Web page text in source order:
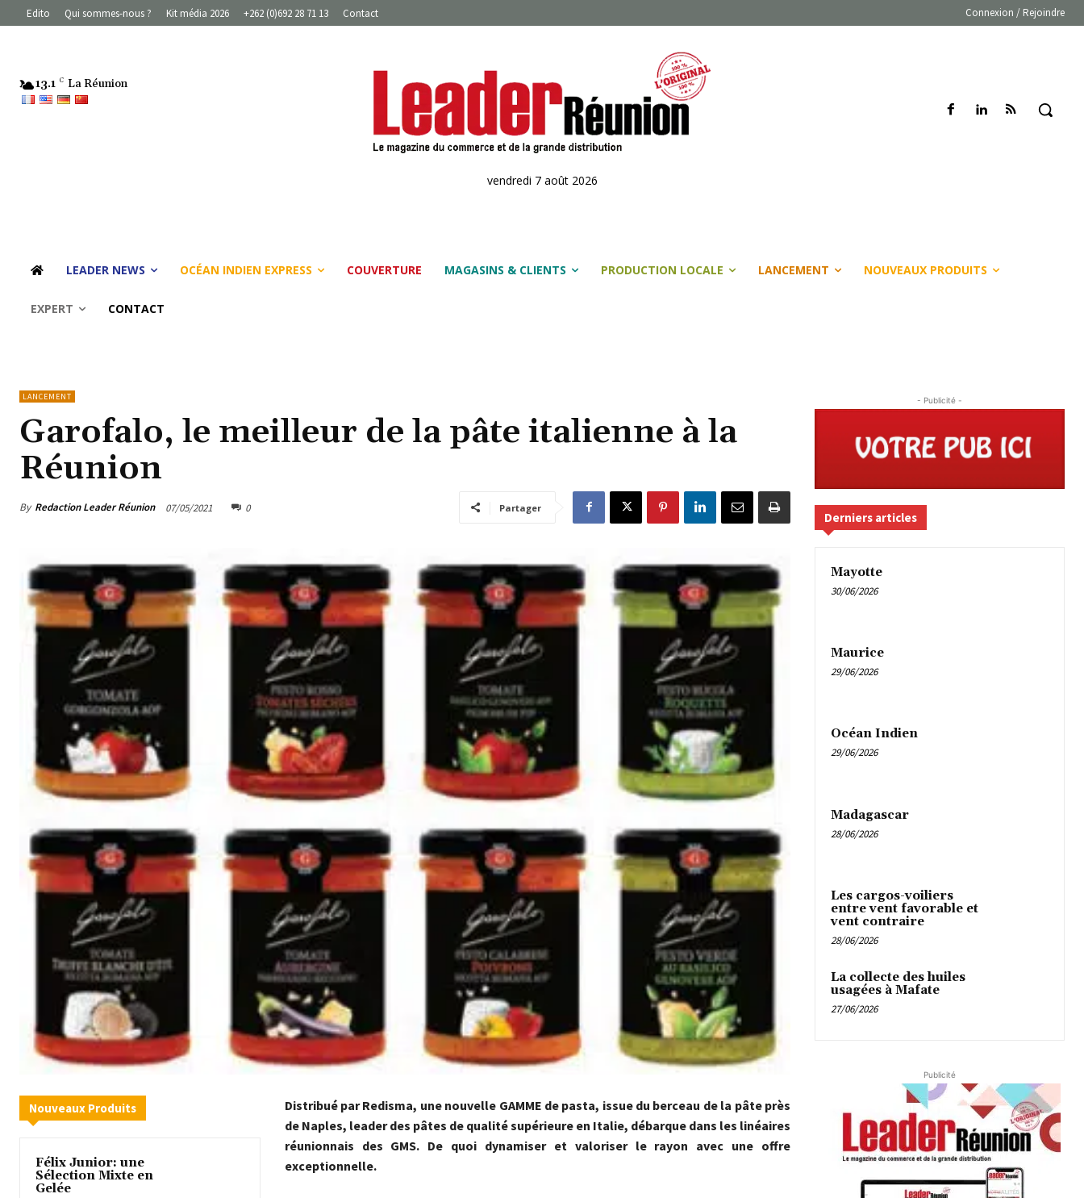
Edito Qui sommes-nous ? Kit média 2026 +262 (0)692 28 71 13 Contact Connexion / Rejoindre
13.1 C La Réunion
vendredi 7 août 2026
LEADER NEWS OCÉAN INDIEN EXPRESS COUVERTURE MAGASINS & CLIENTS PRODUCTION LOCALE LANCEMENT NOUVEAUX PRODUITS
EXPERT CONTACT
LANCEMENT
Garofalo, le meilleur de la pâte italienne à la
Réunion
By Redaction Leader Réunion 07/05/2021 0 Partager
Nouveaux Produits
Félix Junior: une
Sélection Mixte en
Gelée
Distribué par Redisma, une nouvelle GAMME de pasta, issue du berceau de la pâte près
de Naples, leader des pâtes de qualité supérieure en Italie, débarque dans les linéaires
réunionnais des GMS. De quoi dynamiser et valoriser le rayon avec une offre
exceptionnelle.
- Publicité -
Derniers articles
Mayotte
30/06/2026
Maurice
29/06/2026
Océan Indien
29/06/2026
Madagascar
28/06/2026
Les cargos-voiliers
entre vent favorable et
vent contraire
28/06/2026
La collecte des huiles
usagées à Mafate
27/06/2026
Publicité